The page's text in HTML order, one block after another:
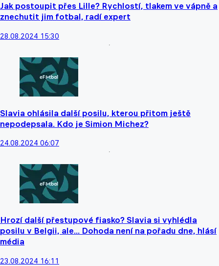
Jak postoupit přes Lille? Rychlostí, tlakem ve vápně a
znechutit jim fotbal, radí expert
28.08.2024 15:30
Slavia ohlásila další posilu, kterou přitom ještě
nepodepsala. Kdo je Simion Michez?
24.08.2024 06:07
Hrozí další přestupové fiasko? Slavia si vyhlédla
posilu v Belgii, ale... Dohoda není na pořadu dne, hlásí
média
23.08.2024 16:11